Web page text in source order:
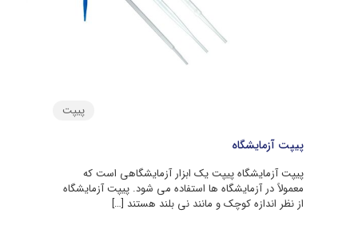
پیپت
پیپت آزمایشگاه
پیپت آزمایشگاه پیپت یک ابزار آزمایشگاهی است که
معمولاً در آزمایشگاه ها استفاده می شود. پیپت آزمایشگاه
از نظر اندازه کوچک و مانند نی بلند هستند […]